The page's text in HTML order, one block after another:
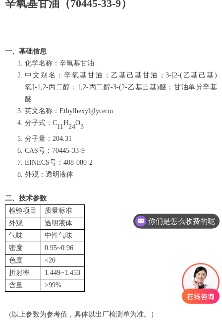
辛氧基甘油（70445-33-9）
一、基础信息
化学名称：辛氧基甘油
中文别名：辛氧基甘油；乙基己基甘油；3-[2-(乙基己基)
氧]-1,2-丙二醇；1,2-丙二醇-3-(2-乙基己基)醚；甘油单异辛基
醚
英文名称：Ethylhexylglycerin
分子式：C
11
H
24
O
3
分子量：204.31
CAS号：70445-33-9
EINECS号：408-080-2
外观：透明液体
二、技术参数
检验项目
质量标准
外观
透明液体
气味
中性气味
密度
0.95~0.96
色度
<20
折射率
1.449~1.453
含量
>99%
（以上参数为参考值，具体以出厂检测单为准。）
你们是怎么收费的呢